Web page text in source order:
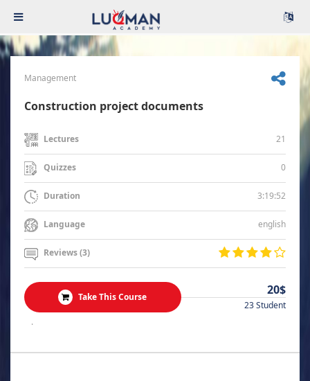
Management
Construction project documents
Lectures 21
Quizzes 0
Duration 3:19:52
Language english
Reviews (3)
Take This Course 20$
23 Student
.